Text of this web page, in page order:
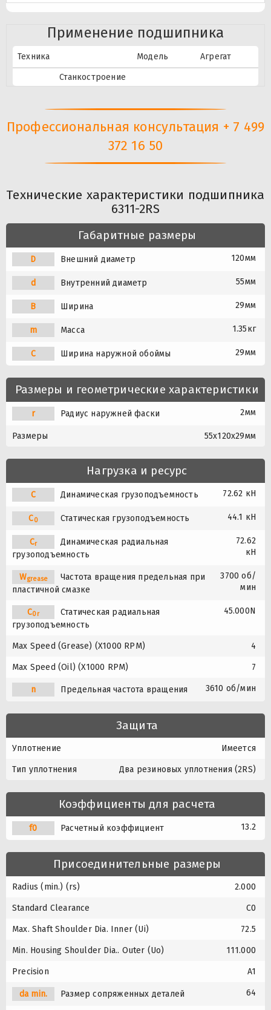
Применение подшипника
Техника Модель
Агрегат
Станкостроение
Профессиональная консультация + 7 499
372 16 50
Технические характеристики подшипника
6311-2RS
Габаритные размеры
D Внешний диаметр 120мм
d Внутренний диаметр 55мм
B Ширина 29мм
m Масса 1.35кг
C Ширина наружной обоймы 29мм
Размеры и геометрические характеристики
r Радиус наружней фаски 2мм
Размеры 55x120x29мм
Нагрузка и ресурс
C Динамическая грузоподъемность 72.62 кН
C0 Статическая грузоподъемность 44.1 кН
Cr
Динамическая радиальная
грузоподъемность
72.62
кН
Wgrease
Частота вращения предельная при
пластичной смазке
3700 об/
мин
C0r
Статическая радиальная
грузоподъемность
45.000N
Max Speed (Grease) (X1000 RPM) 4
Max Speed (Oil) (X1000 RPM) 7
n Предельная частота вращения 3610 об/мин
Защита
Уплотнение Имеется
Тип уплотнения Два резиновых уплотнения (2RS)
Коэффициенты для расчета
f0 Расчетный коэффициент 13.2
Присоединительные размеры
Radius (min.) (rs) 2.000
Standard Clearance C0
Max. Shaft Shoulder Dia. Inner (Ui) 72.5
Min. Housing Shoulder Dia.. Outer (Uo) 111.000
Precision A1
da min. Размер сопряженных деталей 64